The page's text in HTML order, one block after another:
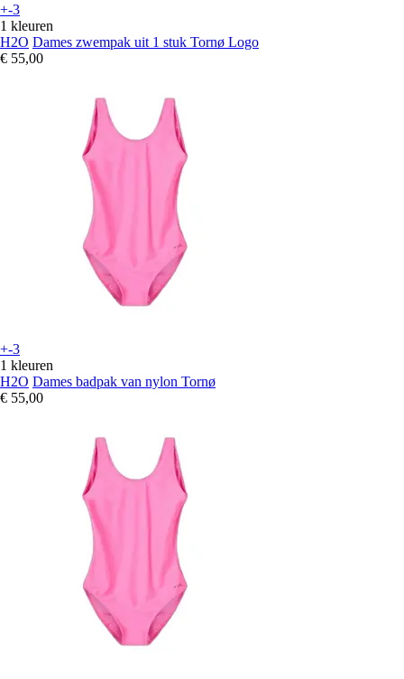
+-3
1 kleuren
H2O Dames zwempak uit 1 stuk Tornø Logo
€ 55,00
+-3
1 kleuren
H2O Dames badpak van nylon Tornø
€ 55,00